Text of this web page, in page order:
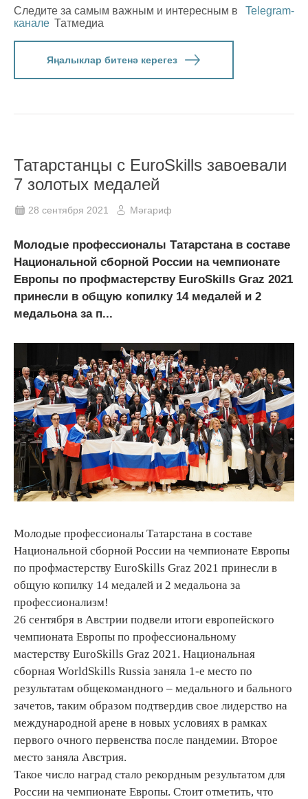
Следите за самым важным и интересным в
Telegram-
канале Татмедиа
Яңалыклар битенә керегез
Татарстанцы с EuroSkills завоевали
7 золотых медалей
28 сентября 2021 Мәгариф
Молодые профессионалы Татарстана в составе
Национальной сборной России на чемпионате
Европы по профмастерству EuroSkills Graz 2021
принесли в общую копилку 14 медалей и 2
медальона за п...
Молодые профессионалы Татарстана в составе
Национальной сборной России на чемпионате Европы
по профмастерству EuroSkills Graz 2021 принесли в
общую копилку 14 медалей и 2 медальона за
профессионализм!
26 сентября в Австрии подвели итоги европейского
чемпионата Европы по профессиональному
мастерству EuroSkills Graz 2021. Национальная
сборная WorldSkills Russia заняла 1-е место по
результатам общекомандного – медального и бального
зачетов, таким образом подтвердив свое лидерство на
международной арене в новых условиях в рамках
первого очного первенства после пандемии. Второе
место заняла Австрия.
Такое число наград стало рекордным результатом для
России на чемпионате Европы. Стоит отметить, что